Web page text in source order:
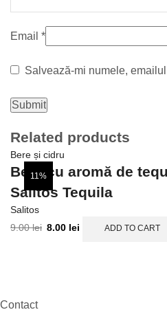
Email *
Salvează-mi numele,
Related products
11%
Bere și cidru
Bere cu aromă de
Salitos Tequila
Salitos
9.00lei 8.00 lei ADD TO CART
Contact